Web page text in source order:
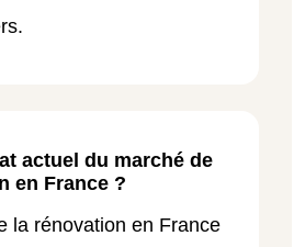
actuel du marché de
en France ?
la rénovation en France